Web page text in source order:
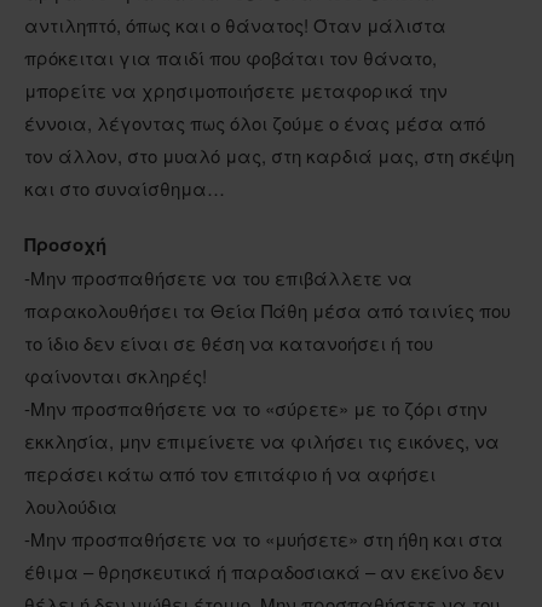
αντιληπτό, όπως και ο θάνατος! Όταν μάλιστα
πρόκειται για παιδί που φοβάται τον θάνατο,
μπορείτε να χρησιμοποιήσετε μεταφορικά την
έννοια, λέγοντας πως όλοι ζούμε ο ένας μέσα από
τον άλλον, στο μυαλό μας, στη καρδιά μας, στη σκέψη
και στο συναίσθημα…
Προσοχή
-Μην προσπαθήσετε να του επιβάλλετε να
παρακολουθήσει τα Θεία Πάθη μέσα από ταινίες που
το ίδιο δεν είναι σε θέση να κατανοήσει ή του
φαίνονται σκληρές!
-Μην προσπαθήσετε να το «σύρετε» με το ζόρι στην
εκκλησία, μην επιμείνετε να φιλήσει τις εικόνες, να
περάσει κάτω από τον επιτάφιο ή να αφήσει
λουλούδια
-Μην προσπαθήσετε να το «μυήσετε» στη ήθη και στα
έθιμα – θρησκευτικά ή παραδοσιακά – αν εκείνο δεν